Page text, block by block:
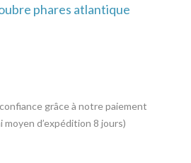
phares atlantique
grâce à notre paiement
moyen d’expédition 8 jours)